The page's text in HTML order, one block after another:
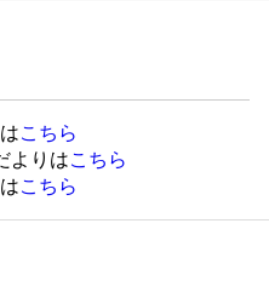
こちら
よりはこちら
こちら